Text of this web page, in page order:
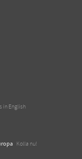
in English
Kolla nu!